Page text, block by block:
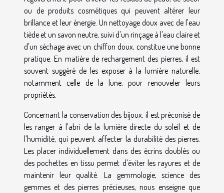
ou de produits cosmétiques qui peuvent altérer leur
brillance et leur énergie. Un nettoyage doux avec de l'eau
tiède et un savon neutre, suivi d'un rinçage à l'eau claire et
d'un séchage avec un chiffon doux, constitue une bonne
pratique. En matière de rechargement des pierres, il est
souvent suggéré de les exposer à la lumière naturelle,
notamment celle de la lune, pour renouveler leurs
propriétés.
Concernant la conservation des bijoux, il est préconisé de
les ranger à l'abri de la lumière directe du soleil et de
l'humidité, qui peuvent affecter la durabilité des pierres.
Les placer individuellement dans des écrins doublés ou
des pochettes en tissu permet d'éviter les rayures et de
maintenir leur qualité. La gemmologie, science des
gemmes et des pierres précieuses, nous enseigne que